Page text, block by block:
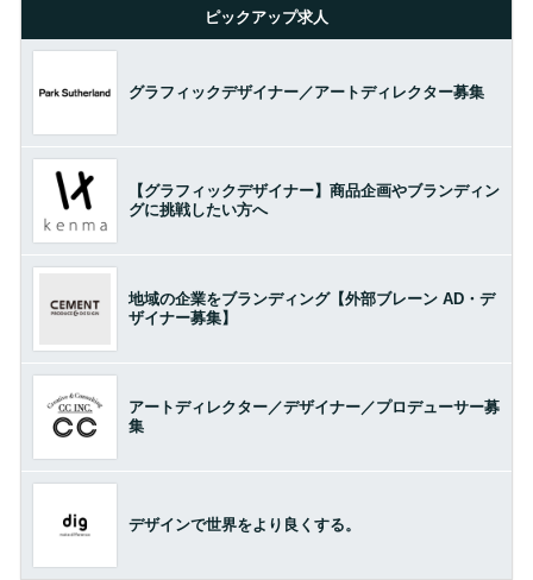
ピックアップ求人
グラフィックデザイナー／アートディレクター募集
【グラフィックデザイナー】商品企画やブランディン
グに挑戦したい方へ
地域の企業をブランディング【外部ブレーン AD・デ
ザイナー募集】
アートディレクター／デザイナー／プロデューサー募
集
デザインで世界をより良くする。